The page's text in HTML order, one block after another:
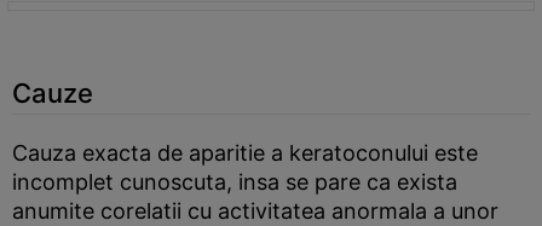
Cauze
Cauza exacta de aparitie a keratoconului este
incomplet cunoscuta, insa se pare ca exista
anumite corelatii cu activitatea anormala a unor